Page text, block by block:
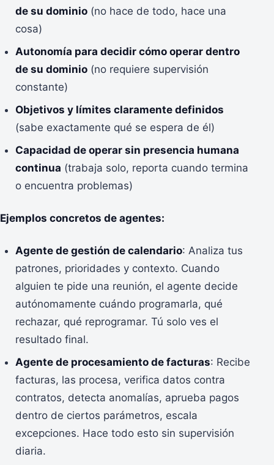
de su dominio (no hace de todo, hace una
cosa)
Autonomía para decidir cómo operar dentro
de su dominio (no requiere supervisión
constante)
Objetivos y límites claramente definidos
(sabe exactamente qué se espera de él)
Capacidad de operar sin presencia humana
continua (trabaja solo, reporta cuando termina
o encuentra problemas)
Ejemplos concretos de agentes:
Agente de gestión de calendario: Analiza tus
patrones, prioridades y contexto. Cuando
alguien te pide una reunión, el agente decide
autónomamente cuándo programarla, qué
rechazar, qué reprogramar. Tú solo ves el
resultado final.
Agente de procesamiento de facturas: Recibe
facturas, las procesa, verifica datos contra
contratos, detecta anomalías, aprueba pagos
dentro de ciertos parámetros, escala
excepciones. Hace todo esto sin supervisión
diaria.